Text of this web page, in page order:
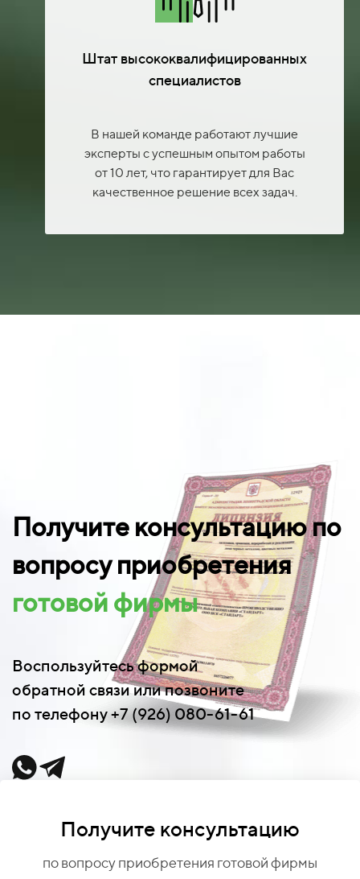
Штат высококвалифицированных
специалистов
В нашей команде работают лучшие
эксперты с успешным опытом работы
от 10 лет, что гарантирует для Вас
качественное решение всех задач.
Получите консультацию по
вопросу приобретения
готовой фирмы
Воспользуйтесь формой
обратной связи или позвоните
по телефону +7 (926) 080-61-61
Получите консультацию
по вопросу приобретения готовой фирмы